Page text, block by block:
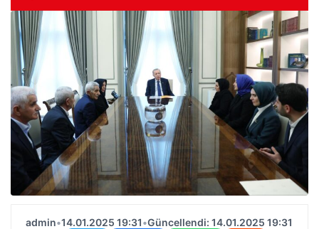
admin•14.01.2025 19:31•Güncellendi: 14.01.2025 19:31